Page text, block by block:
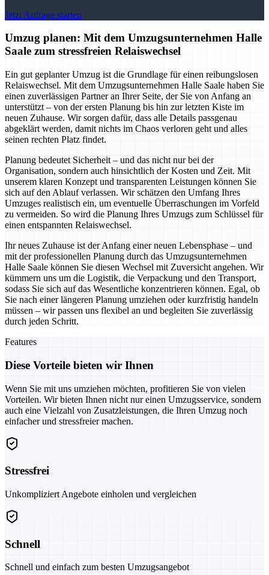
Jetzt Anfrage starten
Umzug planen: Mit dem Umzugsunternehmen Halle
Saale zum stressfreien Relaiswechsel
Ein gut geplanter Umzug ist die Grundlage für einen reibungslosen
Relaiswechsel. Mit dem Umzugsunternehmen Halle Saale haben Sie
einen zuverlässigen Partner an Ihrer Seite, der Sie von Anfang an
unterstützt – von der ersten Planung bis hin zur letzten Kiste im
neuen Zuhause. Wir sorgen dafür, dass alle Details passgenau
abgeklärt werden, damit nichts im Chaos verloren geht und alles
seinen rechten Platz findet.
Planung bedeutet Sicherheit – und das nicht nur bei der
Organisation, sondern auch hinsichtlich der Kosten und Zeit. Mit
unserem klaren Konzept und transparenten Leistungen können Sie
sich auf den Ablauf verlassen. Wir schätzen den Umfang Ihres
Umzuges realistisch ein, um eventuelle Überraschungen im Vorfeld
zu vermeiden. So wird die Planung Ihres Umzugs zum Schlüssel für
einen entspannten Relaiswechsel.
Ihr neues Zuhause ist der Anfang einer neuen Lebensphase – und
mit der professionellen Planung durch das Umzugsunternehmen
Halle Saale können Sie diesen Wechsel mit Zuversicht angehen. Wir
kümmern uns um die Logistik, die Verpackung und den Transport,
sodass Sie sich auf das Wesentliche konzentrieren können. Egal, ob
Sie nach einer längeren Planung umziehen oder kurzfristig handeln
müssen – wir passen uns flexibel an und begleiten Sie zuverlässig
durch jeden Schritt.
Features
Diese Vorteile bieten wir Ihnen
Wenn Sie mit uns umziehen möchten, profitieren Sie von vielen
Vorteilen. Wir bieten Ihnen nicht nur einen Umzugsservice, sondern
auch eine Vielzahl von Zusatzleistungen, die Ihren Umzug noch
einfacher und stressfreier machen.
Stressfrei
Unkompliziert Angebote einholen und vergleichen
Schnell
Schnell und einfach zum besten Umzugsangebot